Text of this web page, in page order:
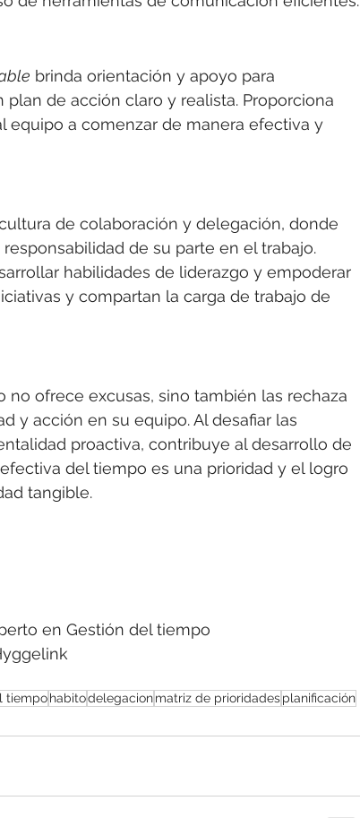
brinda orientación y apoyo para
de acción claro y realista. Proporciona
equipo a comenzar de manera efectiva y
de colaboración y delegación, donde
de su parte en el trabajo.
habilidades de liderazgo y empoderar
y compartan la carga de trabajo de
no ofrece excusas, sino también las rechaza
y acción en su equipo. Al desafiar las
proactiva, contribuye al desarrollo de
del tiempo es una prioridad y el logro
tangible.
en Gestión del tiempo
tiempohabitodelegacionmatriz de prioridadesplanificación